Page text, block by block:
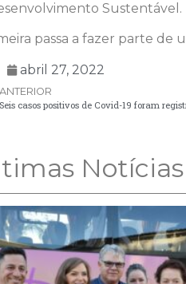
Sustentável.
passa a fazer parte de
abril 27, 2022
ANTERIOR
Seis casos positivos de Covid-19 foram
Notícias